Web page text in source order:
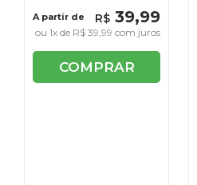
A partir de R$ 39,99
ou1x de R$ 39,99 com juros
COMPRAR